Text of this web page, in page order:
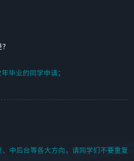
申报方案、投标方案的策划编写）
毕业的同学申请；
中后台等各大方向，请同学们不要重复